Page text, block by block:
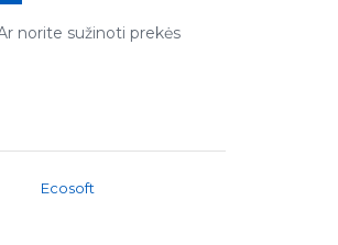
norite sužinoti prekės
Ecosoft